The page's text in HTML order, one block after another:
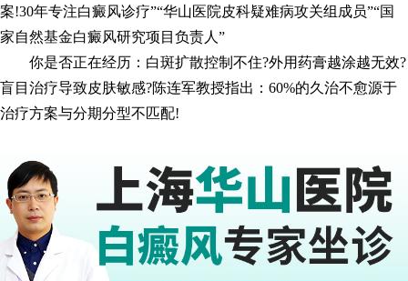
案!30年专注白癜风诊疗”“华山医院皮科疑难病攻关组成员”“国
家自然基金白癜风研究项目负责人”
你是否正在经历：白斑扩散控制不住?外用药膏越涂越无效?
盲目治疗导致皮肤敏感?陈连军教授指出：60%的久治不愈源于
治疗方案与分期分型不匹配!